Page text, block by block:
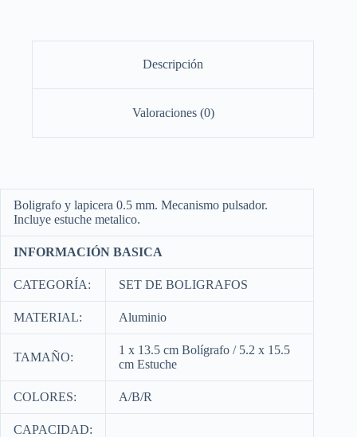
Descripción
Valoraciones (0)
Boligrafo y lapicera 0.5 mm. Mecanismo pulsador.
Incluye estuche metalico.
INFORMACIÓN BASICA
CATEGORÍA: SET DE BOLIGRAFOS
MATERIAL: Aluminio
TAMAÑO:
1 x 13.5 cm Bolígrafo / 5.2 x 15.5
cm Estuche
COLORES: A/B/R
CAPACIDAD: